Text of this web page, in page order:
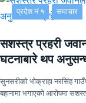
प्रदेश नं १ समाचार
सशस्त्र प्रहरी
घटनाबारे थप
सुनसरीको भोक्राहा नरसिंह
बहानामा भगाएको आरोपमा